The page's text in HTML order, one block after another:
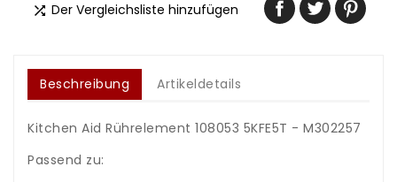
 Der Vergleichsliste hinzufügen
Beschreibung Artikeldetails
Kitchen Aid Rührelement 108053 5KFE5T - M302257
Passend zu: